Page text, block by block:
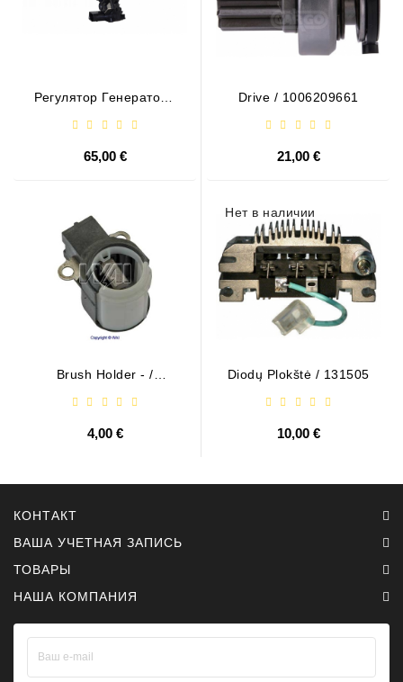
Регулятор Генератора
65,00 €
Brush Holder - /
4,00 €
Drive / 1006209661
21,00 €
Нет в наличии
Diodų Plokštė / 131505
10,00 €
КОНТАКТ
ВАША УЧЕТНАЯ ЗАПИСЬ
ТОВАРЫ
НАША КОМПАНИЯ